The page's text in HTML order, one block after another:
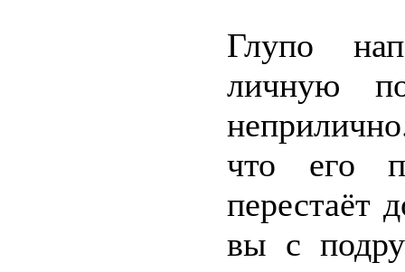
Глупо
личную
что его
перестаёт
вы с